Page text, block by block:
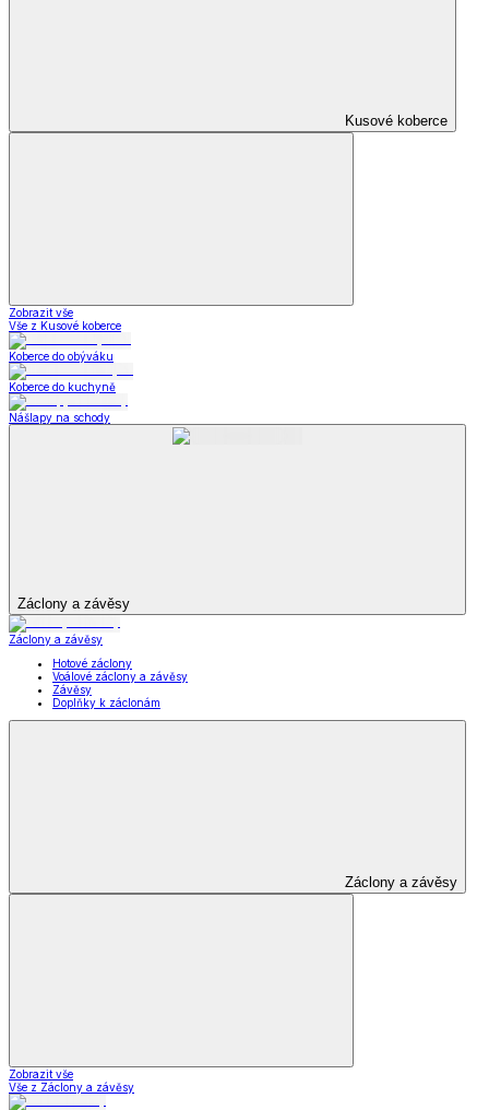
Kusové koberce
Zobrazit vše
Vše z Kusové koberce
Koberce do obýváku
Koberce do kuchyně
Nášlapy na schody
Záclony a závěsy
Záclony a závěsy
Hotové záclony
Voálové záclony a závěsy
Závěsy
Doplňky k záclonám
Záclony a závěsy
Zobrazit vše
Vše z Záclony a závěsy